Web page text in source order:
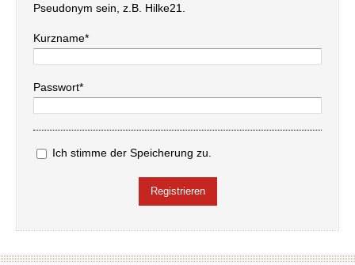
Pseudonym sein, z.B. Hilke21.
Kurzname*
Passwort*
Ich stimme der Speicherung zu.